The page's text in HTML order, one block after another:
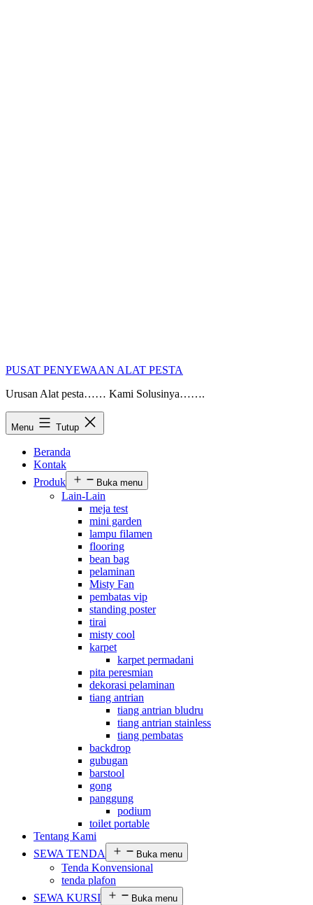
PUSAT PENYEWAAN ALAT PESTA
Urusan Alat pesta…… Kami Solusinya…….
Menu Tutup
Beranda
Kontak
Produk
Buka menu
Lain-Lain
meja test
mini garden
lampu filamen
flooring
bean bag
pelaminan
Misty Fan
pembatas vip
standing poster
tirai
misty cool
karpet
karpet permadani
pita peresmian
dekorasi pelaminan
tiang antrian
tiang antrian bludru
tiang antrian stainless
tiang pembatas
backdrop
gubugan
barstool
gong
panggung
podium
toilet portable
Tentang Kami
SEWA TENDA
Buka menu
Tenda Konvensional
tenda plafon
SEWA KURSI
Buka menu